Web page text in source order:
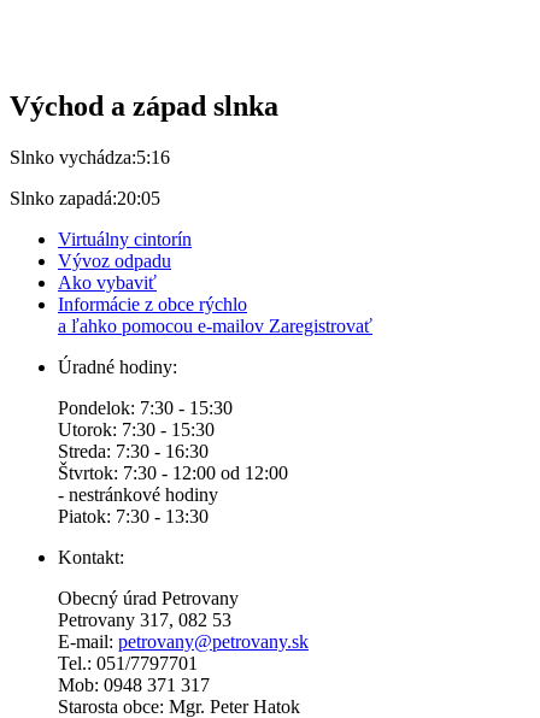
Východ a západ slnka
Slnko vychádza:5:16
Slnko zapadá:20:05
Virtuálny cintorín
Vývoz odpadu
Ako vybaviť
Informácie z obce rýchlo
a ľahko pomocou e-mailov Zaregistrovať
Úradné hodiny:
Pondelok: 7:30 - 15:30
Utorok: 7:30 - 15:30
Streda: 7:30 - 16:30
Štvrtok: 7:30 - 12:00 od 12:00
- nestránkové hodiny
Piatok: 7:30 - 13:30
Kontakt:
Obecný úrad Petrovany
Petrovany 317, 082 53
E-mail: petrovany@petrovany.sk
Tel.: 051/7797701
Mob: 0948 371 317
Starosta obce: Mgr. Peter Hatok